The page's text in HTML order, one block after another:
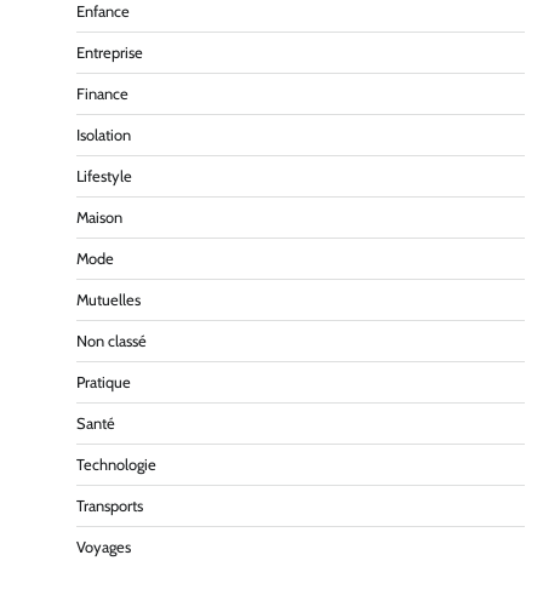
Enfance
Entreprise
Finance
Isolation
Lifestyle
Maison
Mode
Mutuelles
Non classé
Pratique
Santé
Technologie
Transports
Voyages